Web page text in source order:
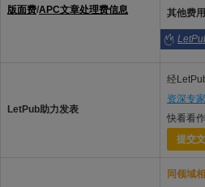
版面费/APC文章处理费信息
其他费用
LetPub助力发表
经
资深专
快看看
提交
同领域